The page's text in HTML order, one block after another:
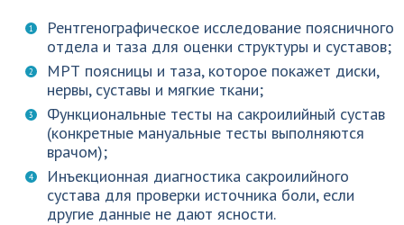
Рентгенографическое исследование поясничного
отдела и таза для оценки структуры и суставов;
МРТ поясницы и таза, которое покажет диски,
нервы, суставы и мягкие ткани;
Функциональные тесты на сакроилийный сустав
(конкретные мануальные тесты выполняются
врачом);
Инъекционная диагностика сакроилийного
сустава для проверки источника боли, если
другие данные не дают ясности.